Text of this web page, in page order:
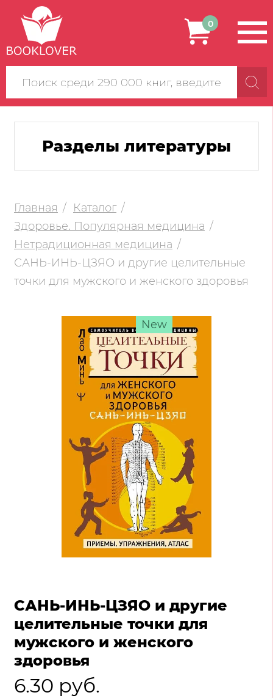
Поиск
по
сайту
0
Разделы литературы
Главная
Каталог
Здоровье. Популярная медицина
Нетрадиционная медицина
САНЬ-ИНЬ-ЦЗЯО и другие целительные
точки для мужского и женского здоровья
New
САНЬ-ИНЬ-ЦЗЯО и другие
целительные точки для
мужского и женского
здоровья
6.30 руб.